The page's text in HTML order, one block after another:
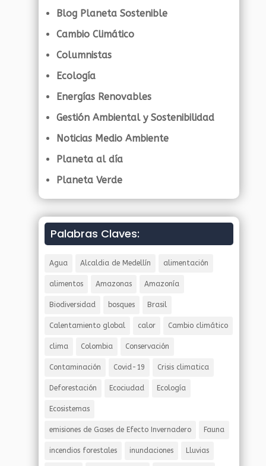
Blog Planeta Sostenible
Cambio Climático
Columnistas
Ecología
Energías Renovables
Gestión Ambiental y Sostenibilidad
Noticias Medio Ambiente
Planeta al día
Planeta Verde
Palabras Claves:
Agua Alcaldia de Medellín alimentación
alimentos Amazonas Amazonía
Biodiversidad bosques Brasil
Calentamiento global calor Cambio climático
clima Colombia Conservación
Contaminación Covid-19 Crisis climatica
Deforestación Ecociudad Ecología
Ecosistemas
emisiones de Gases de Efecto Invernadero Fauna
incendios forestales inundaciones Lluvias